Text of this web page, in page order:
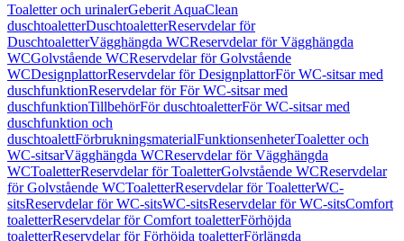
Toaletter och urinalerGeberit AquaClean
duschtoaletterDuschtoaletterReservdelar för
DuschtoaletterVägghängda WCReservdelar för Vägghängda
WCGolvstående WCReservdelar för Golvstående
WCDesignplattorReservdelar för DesignplattorFör WC-sitsar med
duschfunktionReservdelar för För WC-sitsar med
duschfunktionTillbehörFör duschtoaletterFör WC-sitsar med
duschfunktion och
duschtoalettFörbrukningsmaterialFunktionsenheterToaletter och
WC-sitsarVägghängda WCReservdelar för Vägghängda
WCToaletterReservdelar för ToaletterGolvstående WCReservdelar
för Golvstående WCToaletterReservdelar för ToaletterWC-
sitsReservdelar för WC-sitsWC-sitsReservdelar för WC-sitsComfort
toaletterReservdelar för Comfort toaletterFörhöjda
toaletterReservdelar för Förhöjda toaletterFörlängda